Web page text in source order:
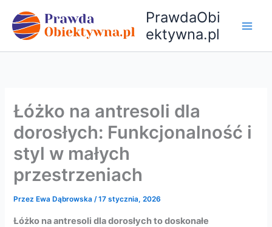
treści
PrawdaObi
ektywna.pl
Łóżko na antresoli dla
dorosłych: Funkcjonalność i
styl w małych
przestrzeniach
Przez Ewa Dąbrowska/17 stycznia, 2026
Łóżko na antresoli dla dorosłych to doskonałe